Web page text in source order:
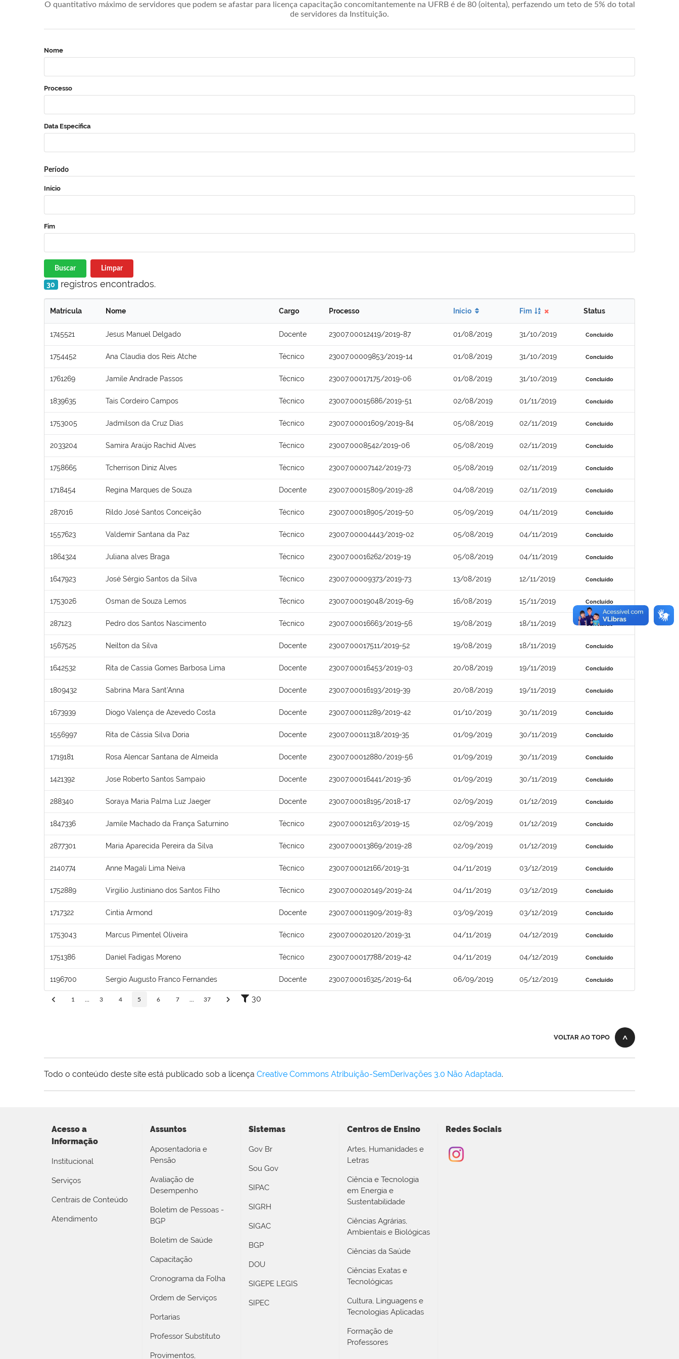
O quantitativo máximo de servidores que podem se afastar para licença capacitação concomitantemente na UFRB é de 80 (oitenta), perfazendo um teto de 5% do total
de servidores da Instituição.
Nome
Processo
Data Específica
Período
Início
Fim
Buscar Limpar
30 registros encontrados.
Matrícula Nome Cargo Processo Início Fim Status
1745521 Jesus Manuel Delgado Docente 23007.00012419/2019-87 01/08/2019 31/10/2019 Concluído
1754452 Ana Claudia dos Reis Atche Técnico 23007.00009853/2019-14 01/08/2019 31/10/2019 Concluído
1761269 Jamile Andrade Passos Técnico 23007.00017175/2019-06 01/08/2019 31/10/2019 Concluído
1839635 Tais Cordeiro Campos Técnico 23007.00015686/2019-51 02/08/2019 01/11/2019 Concluído
1753005 Jadmilson da Cruz Dias Técnico 23007.00001609/2019-84 05/08/2019 02/11/2019 Concluído
2033204 Samira Araújo Rachid Alves Técnico 23007.0008542/2019-06 05/08/2019 02/11/2019 Concluído
1758665 Tcherrison Diniz Alves Técnico 23007.00007142/2019-73 05/08/2019 02/11/2019 Concluído
1718454 Regina Marques de Souza Docente 23007.00015809/2019-28 04/08/2019 02/11/2019 Concluído
287016 Rildo José Santos Conceição Técnico 23007.00018905/2019-50 05/09/2019 04/11/2019 Concluído
1557623 Valdemir Santana da Paz Técnico 23007.00004443/2019-02 05/08/2019 04/11/2019 Concluído
1864324 Juliana alves Braga Técnico 23007.00016262/2019-19 05/08/2019 04/11/2019 Concluído
1647923 José Sérgio Santos da Silva Técnico 23007.00009373/2019-73 13/08/2019 12/11/2019 Concluído
1753026 Osman de Souza Lemos Técnico 23007.00019048/2019-69 16/08/2019 15/11/2019 Concluído
287123 Pedro dos Santos Nascimento Técnico 23007.00016663/2019-56 19/08/2019 18/11/2019 Concluído
1567525 Neilton da Silva Docente 23007.00017511/2019-52 19/08/2019 18/11/2019 Concluído
1642532 Rita de Cassia Gomes Barbosa Lima Docente 23007.00016453/2019-03 20/08/2019 19/11/2019 Concluído
1809432 Sabrina Mara Sant’Anna Docente 23007.00016193/2019-39 20/08/2019 19/11/2019 Concluído
1673939 Diogo Valença de Azevedo Costa Docente 23007.00011289/2019-42 01/10/2019 30/11/2019 Concluído
1556997 Rita de Cássia Silva Doria Docente 23007.00011318/2019-35 01/09/2019 30/11/2019 Concluído
1719181 Rosa Alencar Santana de Almeida Docente 23007.00012880/2019-56 01/09/2019 30/11/2019 Concluído
1421392 Jose Roberto Santos Sampaio Docente 23007.00016441/2019-36 01/09/2019 30/11/2019 Concluído
288340 Soraya Maria Palma Luz Jaeger Docente 23007.00018195/2018-17 02/09/2019 01/12/2019 Concluído
1847336 Jamile Machado da França Saturnino Técnico 23007.00012163/2019-15 02/09/2019 01/12/2019 Concluído
2877301 Maria Aparecida Pereira da Silva Técnico 23007.00013869/2019-28 02/09/2019 01/12/2019 Concluído
2140774 Anne Magali Lima Neiva Técnico 23007.00012166/2019-31 04/11/2019 03/12/2019 Concluído
1752889 Virgilio Justiniano dos Santos Filho Técnico 23007.00020149/2019-24 04/11/2019 03/12/2019 Concluído
1717322 Cintia Armond Docente 23007.00011909/2019-83 03/09/2019 03/12/2019 Concluído
1753043 Marcus Pimentel Oliveira Técnico 23007.00020120/2019-31 04/11/2019 04/12/2019 Concluído
1751386 Daniel Fadigas Moreno Técnico 23007.00017788/2019-42 04/11/2019 04/12/2019 Concluído
1196700 Sergio Augusto Franco Fernandes Docente 23007.00016325/2019-64 06/09/2019 05/12/2019 Concluído
1 3 4 5 6 7 37 30
VOLTAR AO TOPO
Todo o conteúdo deste site está publicado sob a licença Creative Commons Atribuição-SemDerivações 3.0 Não Adaptada.
Acesso a
Informação
Institucional
Serviços
Centrais de Conteúdo
Atendimento
Assuntos
Aposentadoria e
Pensão
Avaliação de
Desempenho
Boletim de Pessoas -
BGP
Boletim de Saúde
Capacitação
Cronograma da Folha
Ordem de Serviços
Portarias
Professor Substituto
Provimentos,
Sistemas
Gov Br
Sou Gov
SIPAC
SIGRH
SIGAC
BGP
DOU
SIGEPE LEGIS
SIPEC
Centros de Ensino
Artes, Humanidades e
Letras
Ciência e Tecnologia
em Energia e
Sustentabilidade
Ciências Agrárias,
Ambientais e Biológicas
Ciências da Saúde
Ciências Exatas e
Tecnológicas
Cultura, Linguagens e
Tecnologias Aplicadas
Formação de
Professores
Redes Sociais